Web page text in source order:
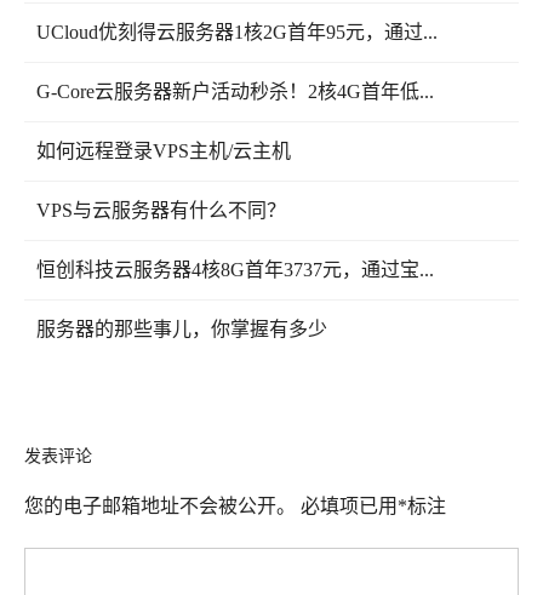
UCloud优刻得云服务器1核2G首年95元，通过...
G-Core云服务器新户活动秒杀！2核4G首年低...
如何远程登录VPS主机/云主机
VPS与云服务器有什么不同？
恒创科技云服务器4核8G首年3737元，通过宝...
服务器的那些事儿，你掌握有多少
发表评论
您的电子邮箱地址不会被公开。 必填项已用 *标注